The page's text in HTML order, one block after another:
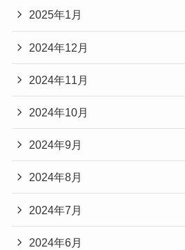
2025年1月
2024年12月
2024年11月
2024年10月
2024年9月
2024年8月
2024年7月
2024年6月